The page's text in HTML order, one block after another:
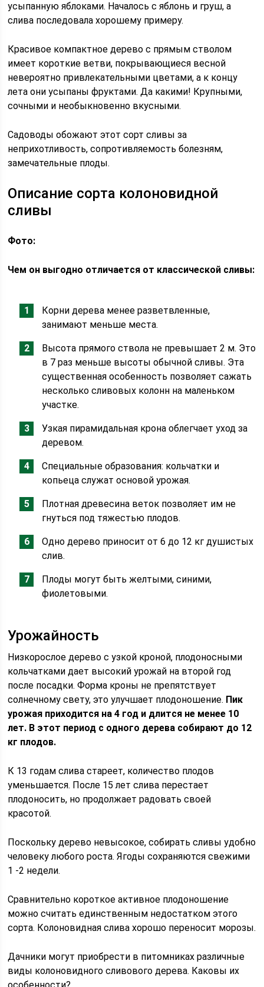
усыпанную яблоками. Началось с яблонь и груш, а
слива последовала хорошему примеру.
Красивое компактное дерево с прямым стволом
имеет короткие ветви, покрывающиеся весной
невероятно привлекательными цветами, а к концу
лета они усыпаны фруктами. Да какими! Крупными,
сочными и необыкновенно вкусными.
Садоводы обожают этот сорт сливы за
неприхотливость, сопротивляемость болезням,
замечательные плоды.
Описание сорта колоновидной
сливы
Фото:
Чем он выгодно отличается от классической сливы:
Корни дерева менее разветвленные,
занимают меньше места.
Высота прямого ствола не превышает 2 м. Это
в 7 раз меньше высоты обычной сливы. Эта
существенная особенность позволяет сажать
несколько сливовых колонн на маленьком
участке.
Узкая пирамидальная крона облегчает уход за
деревом.
Специальные образования: кольчатки и
копьеца служат основой урожая.
Плотная древесина веток позволяет им не
гнуться под тяжестью плодов.
Одно дерево приносит от 6 до 12 кг душистых
слив.
Плоды могут быть желтыми, синими,
фиолетовыми.
Урожайность
Низкорослое дерево с узкой кроной, плодоносными
кольчатками дает высокий урожай на второй год
после посадки. Форма кроны не препятствует
солнечному свету, это улучшает плодоношение. Пик
урожая приходится на 4 год и длится не менее 10
лет. В этот период с одного дерева собирают до 12
кг плодов.
К 13 годам слива стареет, количество плодов
уменьшается. После 15 лет слива перестает
плодоносить, но продолжает радовать своей
красотой.
Поскольку дерево невысокое, собирать сливы удобно
человеку любого роста. Ягоды сохраняются свежими
1 -2 недели.
Сравнительно короткое активное плодоношение
можно считать единственным недостатком этого
сорта. Колоновидная слива хорошо переносит морозы.
Дачники могут приобрести в питомниках различные
виды колоновидного сливового дерева. Каковы их